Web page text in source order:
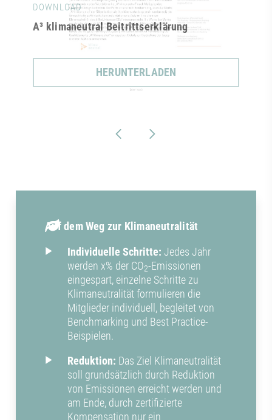
DOWNLOAD
A³ klimaneutral Beitrittserklärung
HERUNTERLADEN
Auf dem Weg zur Klimaneutralität
Individuelle Schritte: Jedes Jahr
werden x% der CO2-Emissionen
eingespart, einzelne Schritte zu
Klimaneutralität formulieren die
Mitglieder individuell, begleitet von
Benchmarking und Best Practice-
Beispielen.
Reduktion: Das Ziel Klimaneutralität
soll grundsätzlich durch Reduktion
von Emissionen erreicht werden und
am Ende, durch zertifizierte
Kompensation nur ein